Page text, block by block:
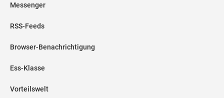
Messenger
RSS-Feeds
Browser-Benachrichtigung
Ess-Klasse
Vorteilswelt